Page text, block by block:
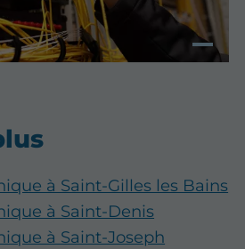
à Saint-Gilles les Bains
à Saint-Denis
à Saint-Joseph